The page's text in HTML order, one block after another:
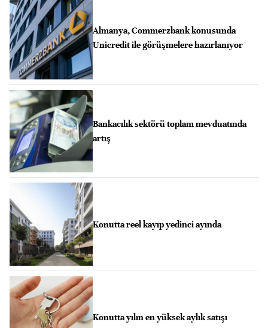
Almanya, Commerzbank konusunda
Unicredit ile görüşmelere hazırlanıyor
Bankacılık sektörü toplam mevduatında
artış
Konutta reel kayıp yedinci ayında
Konutta yılın en yüksek aylık satışı